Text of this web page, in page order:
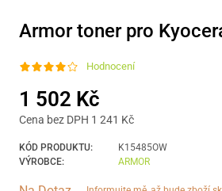
Armor toner pro
Hodnocení
1 502 Kč
Cena bez DPH 1 241 Kč
KÓD PRODUKTU:
K15485OW
VÝROBCE:
ARMOR